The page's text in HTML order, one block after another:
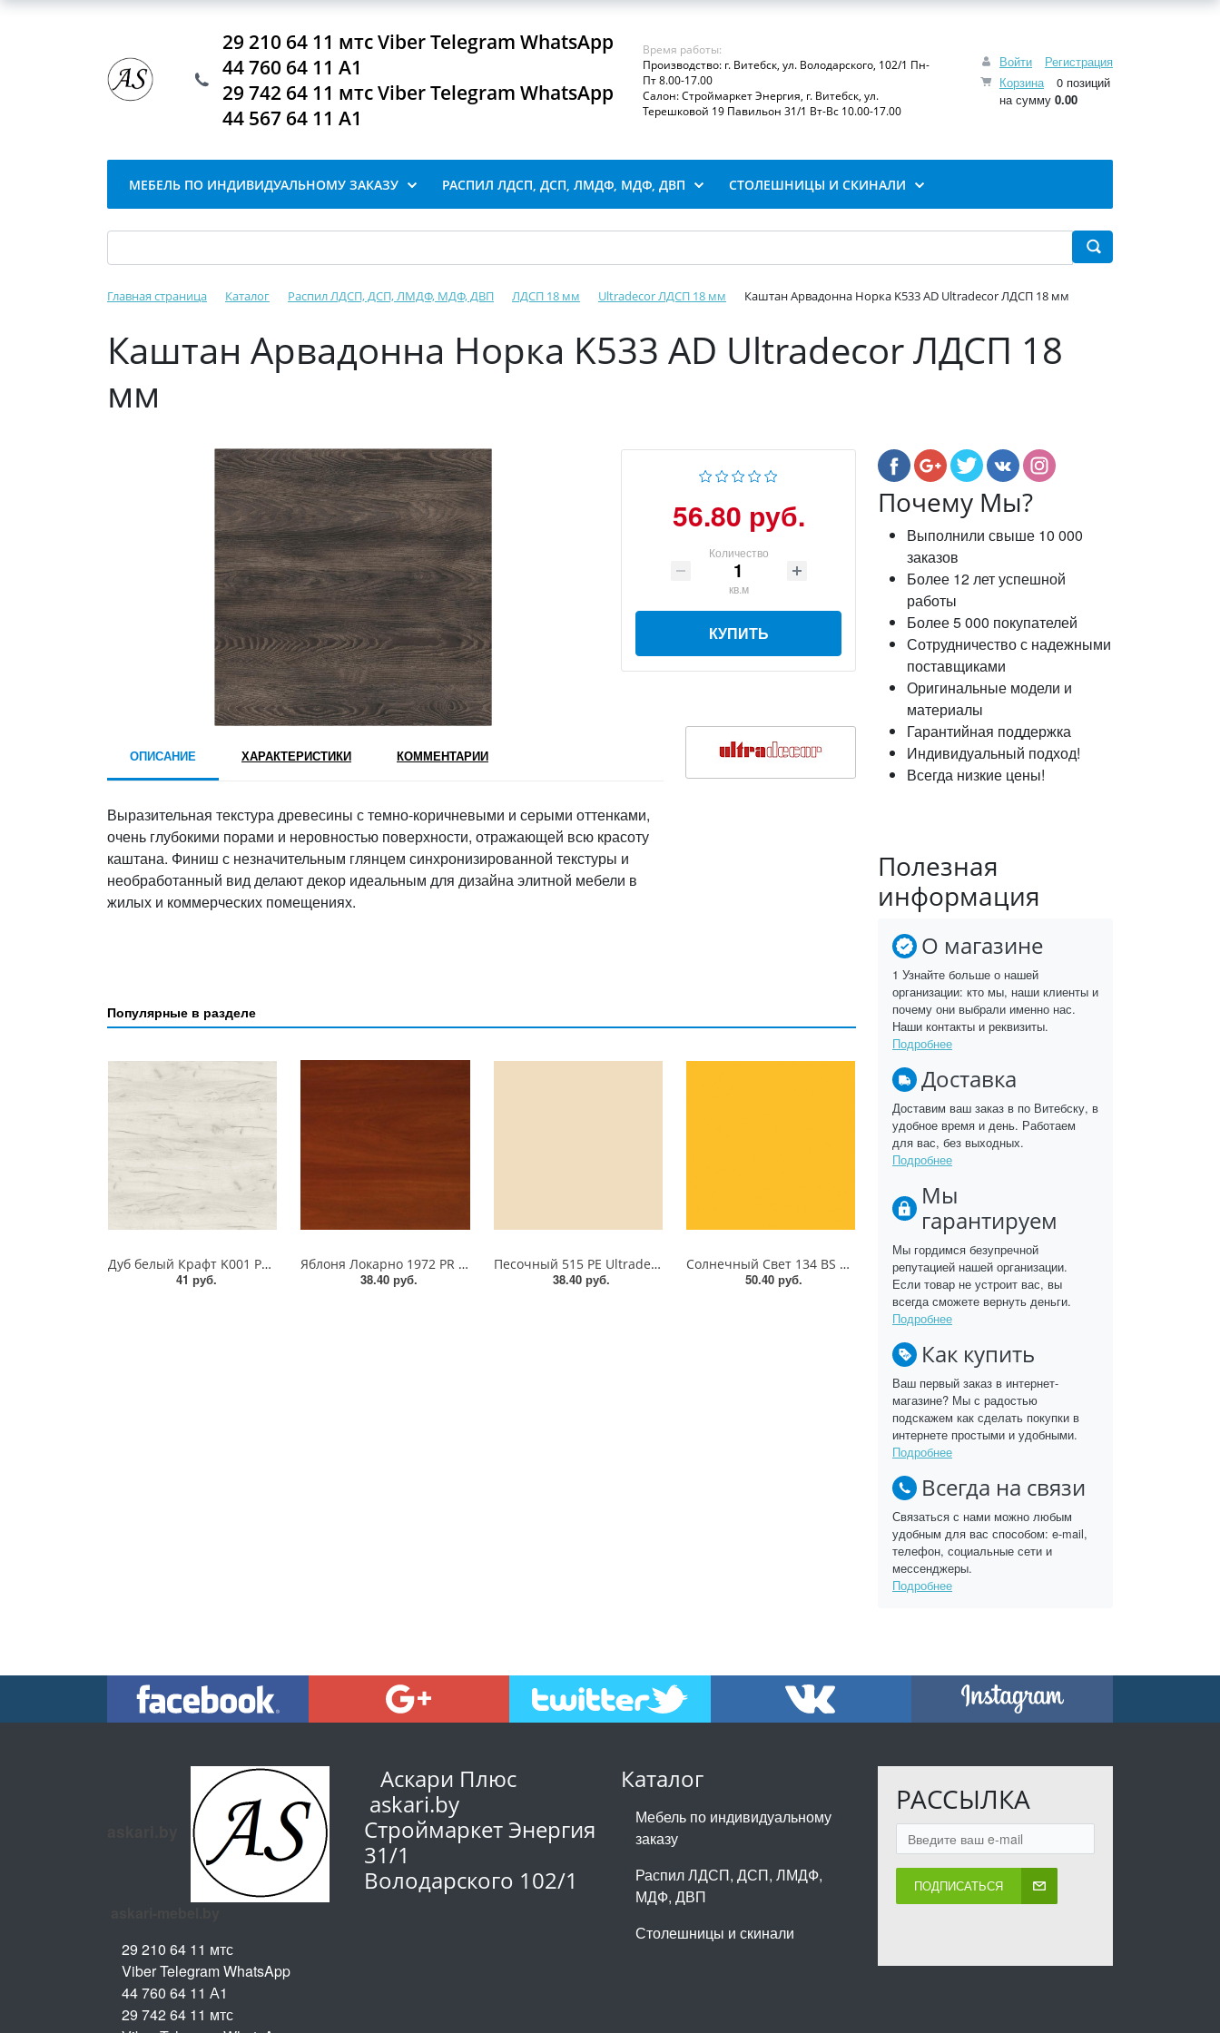
Войти
Регистрация
Корзина
0 позиций
на сумму 0.00
29 210 64 11 мтс Viber Telegram WhatsApp
44 760 64 11 А1
29 742 64 11 мтс Viber Telegram WhatsApp
44 567 64 11 А1
Время работы:
Производство: г. Витебск, ул. Володарского, 102/1 Пн-
Пт 8.00-17.00
Салон: Строймаркет Энергия, г. Витебск, ул.
Терешковой 19 Павильон 31/1 Вт-Вс 10.00-17.00
МЕБЕЛЬ ПО ИНДИВИДУАЛЬНОМУ ЗАКАЗУ РАСПИЛ ЛДСП, ДСП, ЛМДФ, МДФ, ДВП СТОЛЕШНИЦЫ И СКИНАЛИ
Главная страница Каталог Распил ЛДСП, ДСП, ЛМДФ, МДФ, ДВП ЛДСП 18 мм Ultradecor ЛДСП 18 мм Каштан Арвадонна Норка K533 AD Ultradecor ЛДСП 18 мм
Каштан Арвадонна Норка K533 AD Ultradecor ЛДСП 18
мм
56.80 руб.
Количество
кв.м
КУПИТЬ
ОПИСАНИЕ ХАРАКТЕРИСТИКИ КОММЕНТАРИИ
Выразительная текстура древесины с темно-коричневыми и серыми оттенками,
очень глубокими порами и неровностью поверхности, отражающей всю красоту
каштана. Финиш с незначительным глянцем синхронизированной текстуры и
необработанный вид делают декор идеальным для дизайна элитной мебели в
жилых и коммерческих помещениях.
Популярные в разделе
Дуб белый Крафт K001 PW Ultradecor ЛДСП 18 мм
41 руб.
Яблоня Локарно 1972 PR Ultradecor ЛДСП 18 мм
38.40 руб.
Песочный 515 PE Ultradecor ЛДСП 18 мм
38.40 руб.
Солнечный Свет 134 BS Ultradecor ЛДСП 18 мм
50.40 руб.
Почему Мы?
Выполнили свыше 10 000
заказов
Более 12 лет успешной
работы
Более 5 000 покупателей
Сотрудничество с надежными
поставщиками
Оригинальные модели и
материалы
Гарантийная поддержка
Индивидуальный подход!
Всегда низкие цены!
Полезная
информация
О магазине
1 Узнайте больше о нашей
организации: кто мы, наши клиенты и
почему они выбрали именно нас.
Наши контакты и реквизиты.
Подробнее
Доставка
Доставим ваш заказ в по Витебску, в
удобное время и день. Работаем
для вас, без выходных.
Подробнее
Мы
гарантируем
Мы гордимся безупречной
репутацией нашей организации.
Если товар не устроит вас, вы
всегда сможете вернуть деньги.
Подробнее
Как купить
Ваш первый заказ в интернет-
магазине? Мы с радостью
подскажем как сделать покупки в
интернете простыми и удобными.
Подробнее
Всегда на связи
Связаться с нами можно любым
удобным для вас способом: e-mail,
телефон, социальные сети и
мессенджеры.
Подробнее
Аскари Плюс
askari.by
Строймаркет Энергия
31/1
Володарского 102/1
Каталог
Мебель по индивидуальному
заказу
Распил ЛДСП, ДСП, ЛМДФ,
МДФ, ДВП
Столешницы и скинали
РАССЫЛКА
ПОДПИСАТЬСЯ
29 210 64 11 мтс
Viber Telegram WhatsApp
44 760 64 11 А1
29 742 64 11 мтс